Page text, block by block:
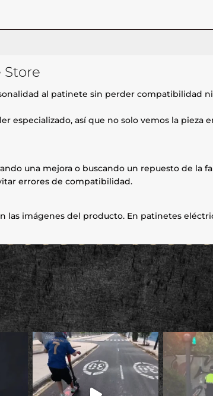
Store
al patinete sin perder compatibilidad
especializado, así que no solo vemos la pieza
una mejora o buscando un repuesto de la
errores de compatibilidad.
imágenes del producto. En patinetes